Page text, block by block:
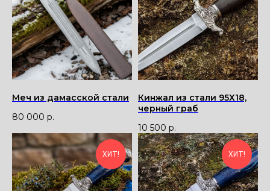
Меч из дамасской стали
80 000 р.
Кинжал из стали 95Х18,
черный граб
10 500 р.
ХИТ! ХИТ!